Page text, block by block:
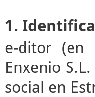
1.
e-ditor (en
Enxenio
social en